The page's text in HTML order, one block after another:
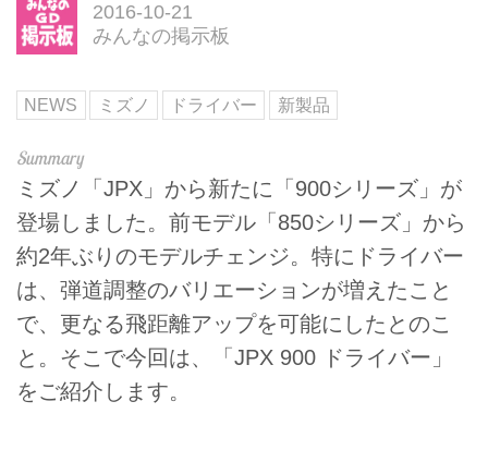
2016-10-21
みんなの掲示板
NEWS ミズノ ドライバー 新製品
ミズノ「JPX」から新たに「900シリーズ」が
登場しました。前モデル「850シリーズ」から
約2年ぶりのモデルチェンジ。特にドライバー
は、弾道調整のバリエーションが増えたこと
で、更なる飛距離アップを可能にしたとのこ
と。そこで今回は、「JPX 900 ドライバー」
をご紹介します。